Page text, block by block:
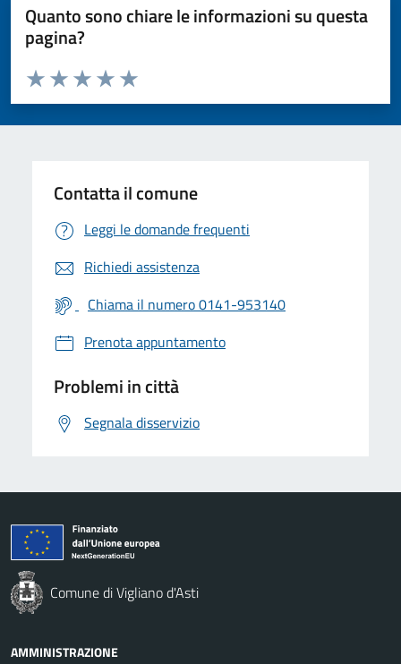
Quanto sono chiare le informazioni su questa
pagina?
Valuta da 1 a 5 stelle la pagina
Valuta 5 stelle su 5
Valuta 4 stelle su 5
Valuta 3 stelle su 5
Valuta 2 stelle su 5
Valuta 1 stelle su 5
Contatta il comune
Leggi le domande frequenti
Richiedi assistenza
Chiama il numero 0141-953140
Prenota appuntamento
Problemi in città
Segnala disservizio
Comune di Vigliano d'Asti
AMMINISTRAZIONE